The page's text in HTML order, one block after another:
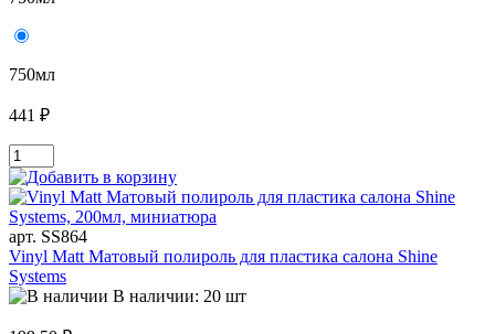
750мл
441 ₽
арт. SS864
Vinyl Matt Матовый полироль для пластика салона Shine
Systems
В наличии: 20 шт